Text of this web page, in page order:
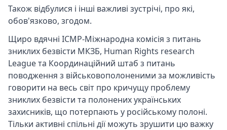
Також відбулися і інші важливі зустрічі, про які,
обов'язково, згодом.
Щиро вдячні ICMP-Міжнародна комісія з питань
зниклих безвісти МКЗБ, Human Rights research
League та Координаційний штаб з питань
поводження з військовополоненими за можливість
говорити на весь світ про кричущу проблему
зниклих безвісти та полонених українських
захисників, що потерпають у російському полоні.
Тільки активні спільні дії можуть зрушити цю важку